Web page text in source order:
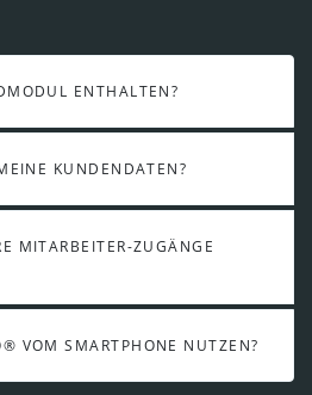
ENTHALTEN?
KUNDENDATEN?
MITARBEITER-ZUGÄNGE
VOM SMARTPHONE NUTZEN?